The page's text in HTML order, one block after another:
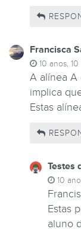
Francisca
10 anos,
A alínea A
implica
Estas
Testes
10
Estas
aluno